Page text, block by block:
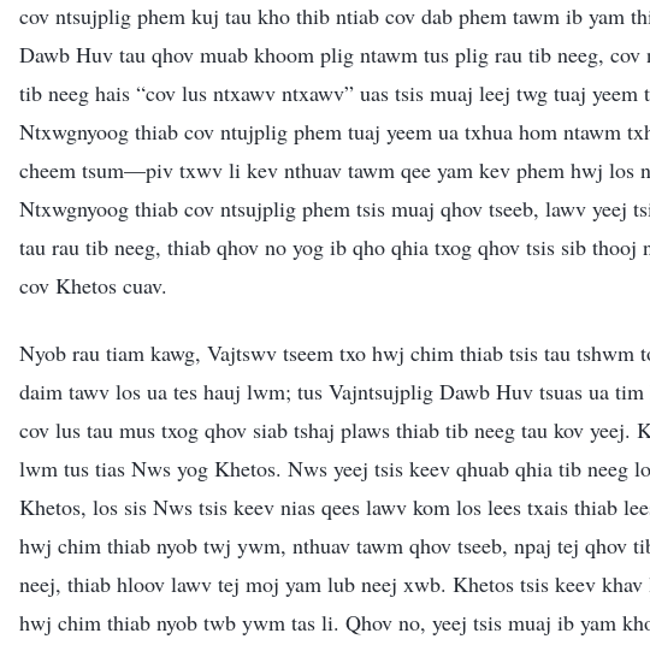
cov ntsujplig phem kuj tau kho thib ntiab cov dab phem tawm ib yam
Dawb Huv tau qhov muab khoom plig ntawm tus plig rau tib neeg,
tib neeg hais “cov lus ntxawv ntxawv” uas tsis muaj leej twg tuaj
Ntxwgnyoog thiab cov ntujplig phem tuaj yeem ua txhua hom ntawm
cheem tsum—piv txwv li kev nthuav tawm qee yam kev phem hwj los
Ntxwgnyoog thiab cov ntsujplig phem tsis muaj qhov tseeb, lawv yeej
tau rau tib neeg, thiab qhov no yog ib qho qhia txog qhov tsis sib thooj
cov Khetos cuav.
Nyob rau tiam kawg, Vajtswv tseem txo hwj chim thiab tsis tau tshwm
daim tawv los ua tes hauj lwm; tus Vajntsujplig Dawb Huv tsuas ua
cov lus tau mus txog qhov siab tshaj plaws thiab tib neeg tau kov yeej.
lwm tus tias Nws yog Khetos. Nws yeej tsis keev qhuab qhia tib neeg
Khetos, los sis Nws tsis keev nias qees lawv kom los lees txais thiab
hwj chim thiab nyob twj ywm, nthuav tawm qhov tseeb, npaj tej qhov
neej, thiab hloov lawv tej moj yam lub neej xwb. Khetos tsis keev
hwj chim thiab nyob twb ywm tas li. Qhov no, yeej tsis muaj ib yam